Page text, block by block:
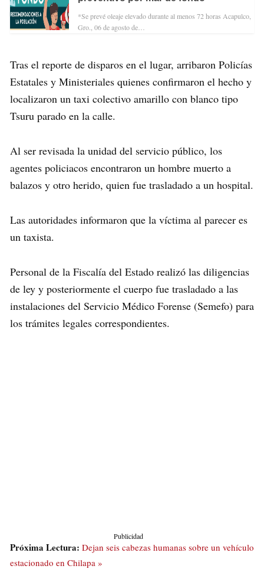
*Se prevé oleaje elevado durante al menos 72 horas Acapulco,
Gro., 06 de agosto de…
Tras el reporte de disparos en el lugar, arribaron Policías
Estatales y Ministeriales quienes confirmaron el hecho y
localizaron un taxi colectivo amarillo con blanco tipo
Tsuru parado en la calle.
Al ser revisada la unidad del servicio público, los
agentes policiacos encontraron un hombre muerto a
balazos y otro herido, quien fue trasladado a un hospital.
Las autoridades informaron que la víctima al parecer es
un taxista.
Personal de la Fiscalía del Estado realizó las diligencias
de ley y posteriormente el cuerpo fue trasladado a las
instalaciones del Servicio Médico Forense (Semefo) para
los trámites legales correspondientes.
Publicidad
Próxima Lectura: Dejan seis cabezas humanas sobre un vehículo
estacionado en Chilapa »